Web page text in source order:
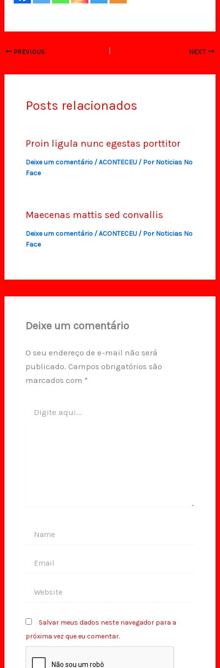
PREVIOUS NEXT
Posts relacionados
Proin ligula nunc egestas porttitor
Deixe um comentário /ACONTECEU/ Por Noticias No
Face
Maecenas mattis sed convallis
Deixe um comentário /ACONTECEU/ Por Noticias No
Face
Deixe um comentário
O seu endereço de e-mail não será
publicado. Campos obrigatórios são
marcados com *
aqui...
Salvar meus dados neste navegador para a
próxima vez que eu comentar.